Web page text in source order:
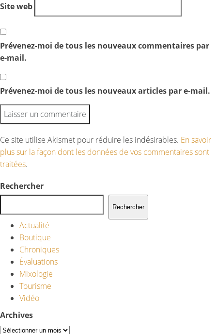
Site web
Prévenez-moi de tous les nouveaux commentaires par
e-mail.
Prévenez-moi de tous les nouveaux articles par e-mail.
Ce site utilise Akismet pour réduire les indésirables. En savoir
plus sur la façon dont les données de vos commentaires sont
traitées.
Rechercher
Rechercher
Actualité
Boutique
Chroniques
Évaluations
Mixologie
Tourisme
Vidéo
Archives